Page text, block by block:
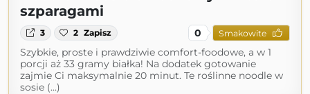
szparagami
3 2 Zapisz 0 Smakowite
Szybkie, proste i prawdziwie comfort-foodowe, a w 1
porcji aż 33 gramy białka! Na dodatek gotowanie
zajmie Ci maksymalnie 20 minut. Te roślinne noodle w
sosie (...)